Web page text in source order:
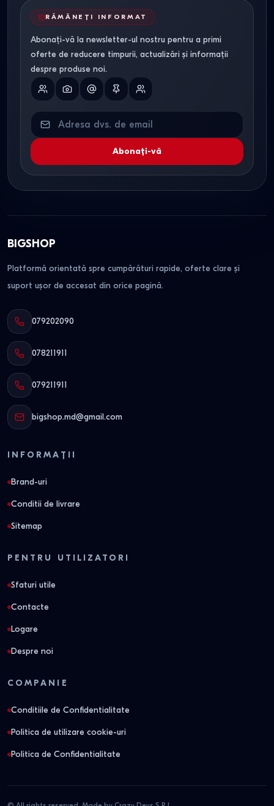
RĂMÂNEȚI INFORMAT
Abonați-vă la newsletter-ul nostru pentru a primi
oferte de reducere timpurii, actualizări și informații
despre produse noi.
Abonați-vă
BIGSHOP
Platformă orientată spre cumpărături rapide, oferte clare și
suport ușor de accesat din orice pagină.
079202090
078211911
079211911
bigshop.md@gmail.com
INFORMAȚII
Brand-uri
Conditii de livrare
Sitemap
PENTRU UTILIZATORI
Sfaturi utile
Contacte
Logare
Despre noi
COMPANIE
Conditiile de Confidentialitate
Politica de utilizare cookie-uri
Politica de Confidentialitate